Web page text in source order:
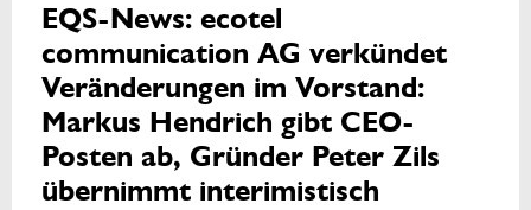
EQS-News: ecotel
communication AG verkündet
Veränderungen im Vorstand:
Markus Hendrich gibt CEO-
Posten ab, Gründer Peter Zils
übernimmt interimistisch